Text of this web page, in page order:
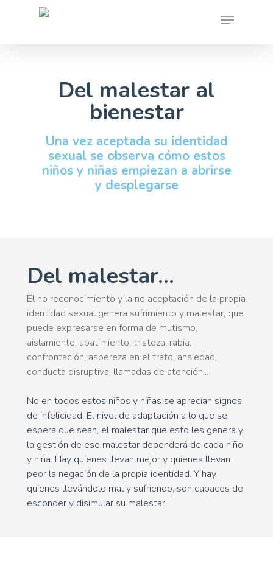
Menu
Del malestar al
bienestar
Una vez aceptada su identidad
sexual se observa cómo estos
niños y niñas empiezan a abrirse
y desplegarse
Del malestar...
El no reconocimiento y la no aceptación de la propia
identidad sexual genera sufrimiento y malestar, que
puede expresarse en forma de mutismo,
aislamiento, abatimiento, tristeza, rabia,
confrontación, aspereza en el trato, ansiedad,
conducta disruptiva, llamadas de atención...
No en todos estos niños y niñas se aprecian signos
de infelicidad. El nivel de adaptación a lo que se
espera que sean, el malestar que esto les genera y
la gestión de ese malestar dependerá de cada niño
y niña. Hay quienes llevan mejor y quienes llevan
peor la negación de la propia identidad. Y hay
quienes llevándolo mal y sufriendo, son capaces de
esconder y disimular su malestar.